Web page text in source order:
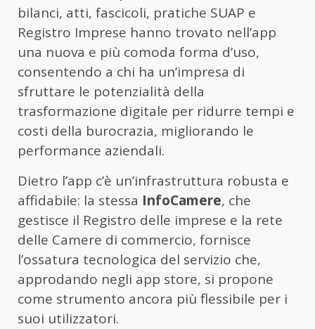
bilanci, atti, fascicoli, pratiche SUAP e
Registro Imprese hanno trovato nell’app
una nuova e più comoda forma d’uso,
consentendo a chi ha un’impresa di
sfruttare le potenzialità della
trasformazione digitale per ridurre tempi e
costi della burocrazia, migliorando le
performance aziendali.
Dietro l’app c’è un’infrastruttura robusta e
affidabile: la stessa InfoCamere, che
gestisce il Registro delle imprese e la rete
delle Camere di commercio, fornisce
l’ossatura tecnologica del servizio che,
approdando negli app store, si propone
come strumento ancora più flessibile per i
suoi utilizzatori.